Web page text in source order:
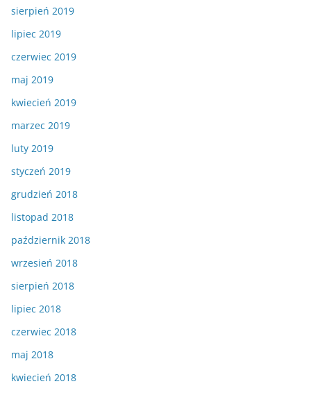
sierpień 2019
lipiec 2019
czerwiec 2019
maj 2019
kwiecień 2019
marzec 2019
luty 2019
styczeń 2019
grudzień 2018
listopad 2018
październik 2018
wrzesień 2018
sierpień 2018
lipiec 2018
czerwiec 2018
maj 2018
kwiecień 2018